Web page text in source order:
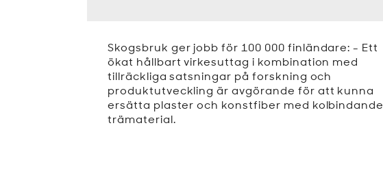
Skogsbruk ger jobb för 100 000 finländare: - Ett
ökat hållbart virkesuttag i kombination med
tillräckliga satsningar på forskning och
produktutveckling är avgörande för att kunna
ersätta plaster och konstfiber med kolbindande
trämaterial.